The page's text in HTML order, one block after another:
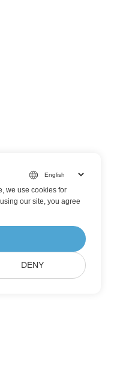
we use cookies for
our site, you agree
DENY